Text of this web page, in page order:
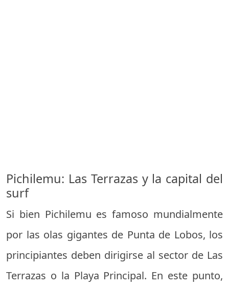
Pichilemu: Las Terrazas y la capital del
surf
Si bien Pichilemu es famoso mundialmente
por las olas gigantes de Punta de Lobos, los
principiantes deben dirigirse al sector de Las
Terrazas o la Playa Principal. En este punto,